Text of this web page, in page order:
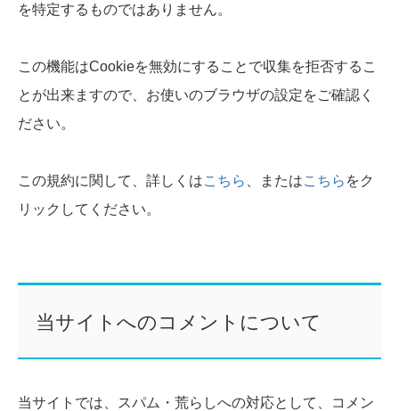
を特定するものではありません。
この機能はCookieを無効にすることで収集を拒否するこ
とが出来ますので、お使いのブラウザの設定をご確認く
ださい。
この規約に関して、詳しくはこちら 、またはこちら をク
リックしてください。
当サイトへのコメントについて
当サイトでは、スパム・荒らしへの対応として、コメン